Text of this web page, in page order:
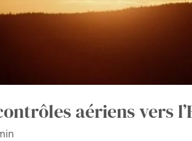
aériens vers